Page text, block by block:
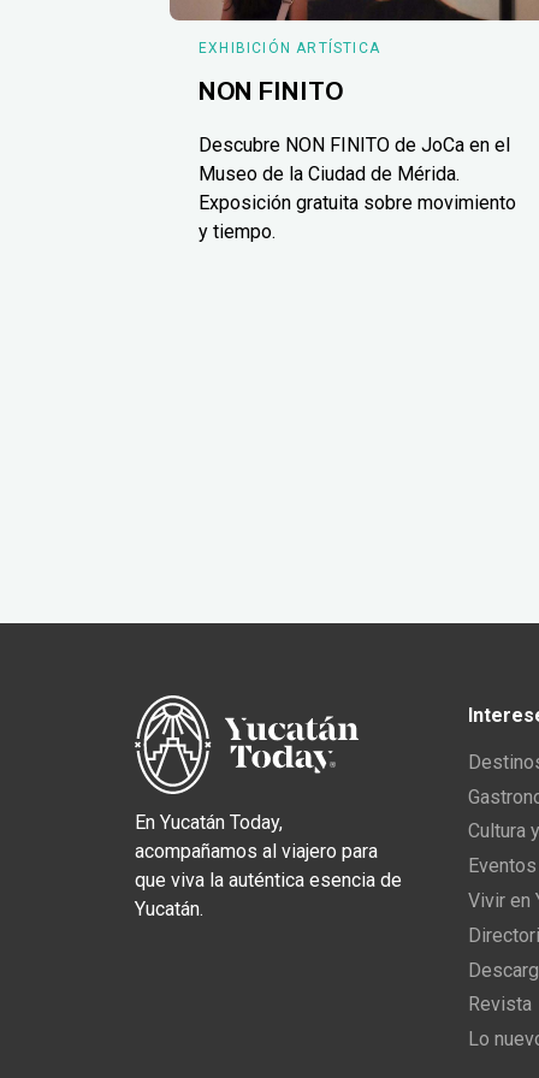
EXHIBICIÓN ARTÍSTICA
NON FINITO
Descubre NON FINITO de JoCa en el
Museo de la Ciudad de Mérida.
Exposición gratuita sobre movimiento
y tiempo.
En Yucatán Today,
acompañamos al viajero para
que viva la auténtica esencia de
Yucatán.
Cultura
Vivir en
Revista
Lo